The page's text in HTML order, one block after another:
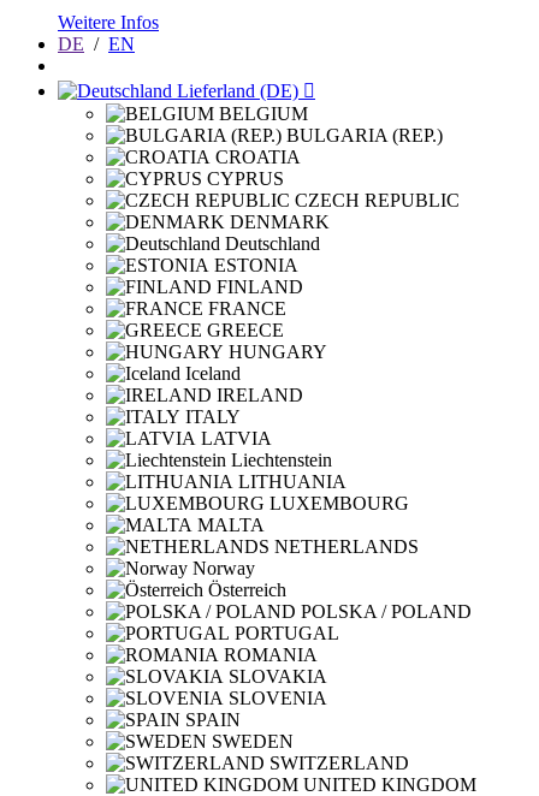
Weitere Infos
DE / EN
Lieferland (DE) 
BELGIUM
BULGARIA (REP.)
CROATIA
CYPRUS
CZECH REPUBLIC
DENMARK
Deutschland
ESTONIA
FINLAND
FRANCE
GREECE
HUNGARY
Iceland
IRELAND
ITALY
LATVIA
Liechtenstein
LITHUANIA
LUXEMBOURG
MALTA
NETHERLANDS
Norway
Österreich
POLSKA / POLAND
PORTUGAL
ROMANIA
SLOVAKIA
SLOVENIA
SPAIN
SWEDEN
SWITZERLAND
UNITED KINGDOM